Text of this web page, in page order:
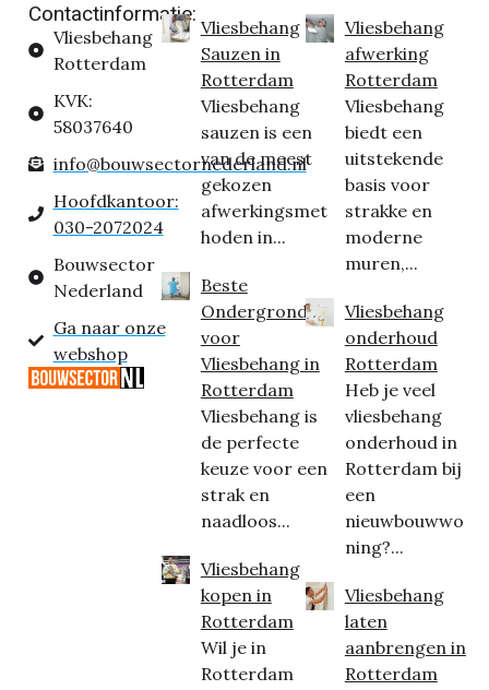
Contactinformatie:
Vliesbehang
Rotterdam
KVK:
58037640
info@bouwsectornederland.nl
Hoofdkantoor:
030-2072024
Bouwsector
Nederland
Ga naar onze
webshop
Vliesbehang
Sauzen in
Rotterdam
Vliesbehang
sauzen is een
van de meest
gekozen
afwerkingsmet
hoden in...
Beste
Ondergrond
voor
Vliesbehang in
Rotterdam
Vliesbehang is
de perfecte
keuze voor een
strak en
naadloos...
Vliesbehang
kopen in
Rotterdam
Wil je in
Rotterdam
Vliesbehang
afwerking
Rotterdam
Vliesbehang
biedt een
uitstekende
basis voor
strakke en
moderne
muren,...
Vliesbehang
onderhoud
Rotterdam
Heb je veel
vliesbehang
onderhoud in
Rotterdam bij
een
nieuwbouwwo
ning?...
Vliesbehang
laten
aanbrengen in
Rotterdam